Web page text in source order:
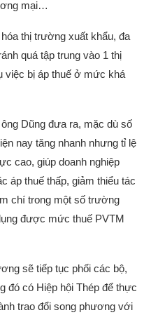
mại…
thị trường xuất khẩu, đa
quá tập trung vào 1 thị
việc bị áp thuế ở mức khá
Dũng đưa ra, mặc dù số
nay tăng nhanh nhưng tỉ lệ
cao, giúp doanh nghiệp
áp thuế thấp, giảm thiểu tác
chí trong một số trường
được mức thuế PVTM
sẽ tiếp tục phối các bộ,
đó có Hiệp hội Thép để thực
trao đổi song phương với